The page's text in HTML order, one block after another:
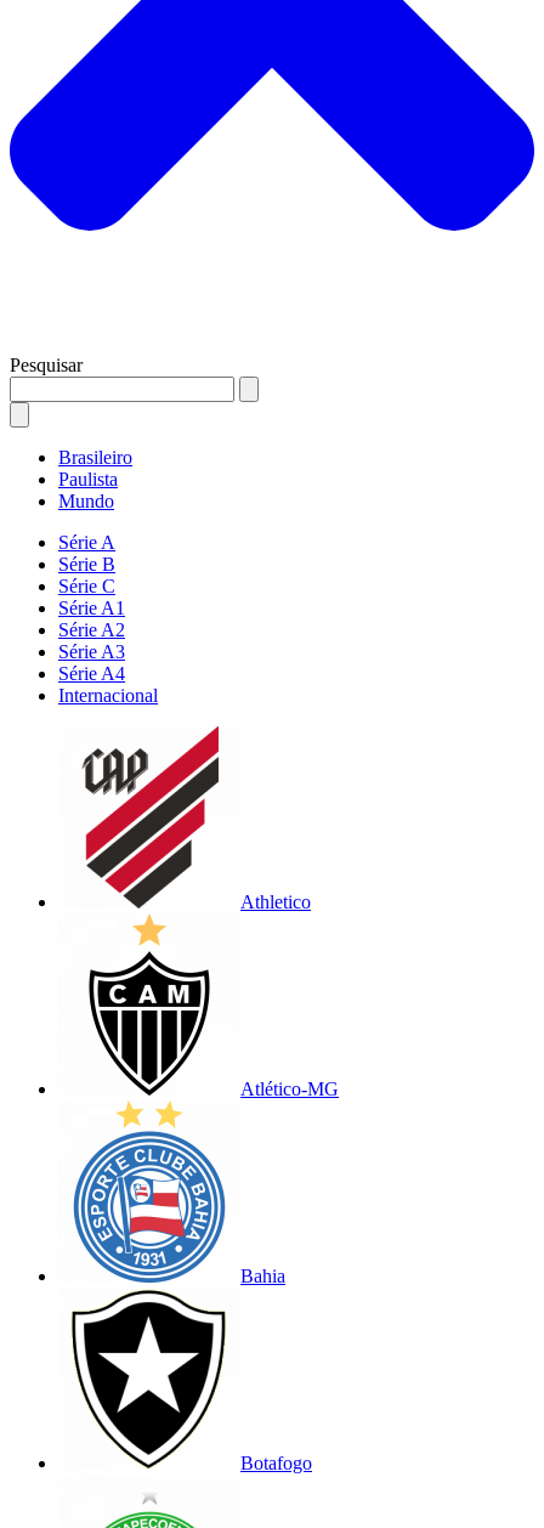
Pesquisar
Brasileiro
Paulista
Mundo
Série A
Série B
Série C
Série A1
Série A2
Série A3
Série A4
Internacional
Athletico
Atlético-MG
Bahia
Botafogo